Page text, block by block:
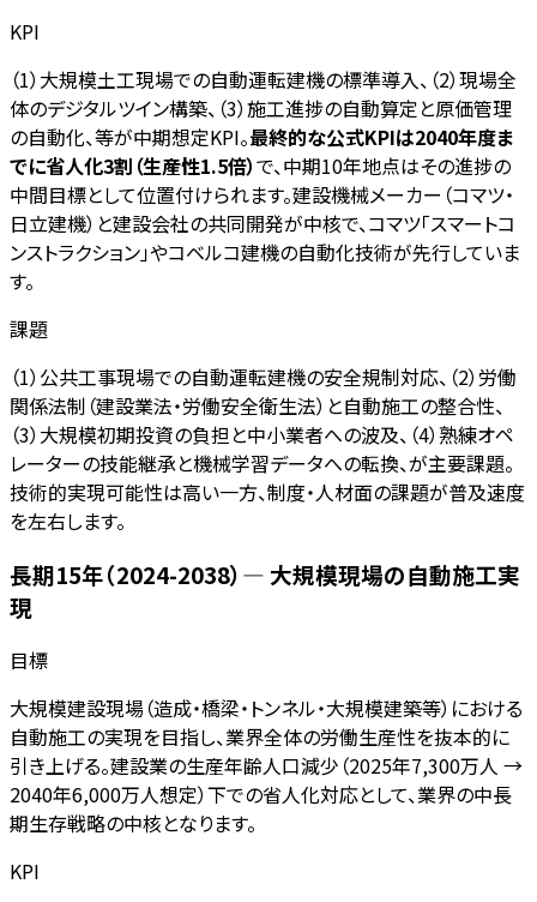
KPI
（1）大規模土工現場での自動運転建機の標準導入、（2）現場全
体のデジタルツイン構築、（3）施工進捗の自動算定と原価管理
の自動化、等が中期想定KPI。最終的な公式KPIは2040年度ま
でに省人化3割（生産性1.5倍）で、中期10年地点はその進捗の
中間目標として位置付けられます。建設機械メーカー（コマツ・
日立建機）と建設会社の共同開発が中核で、コマツ「スマートコ
ンストラクション」やコベルコ建機の自動化技術が先行していま
す。
課題
（1）公共工事現場での自動運転建機の安全規制対応、（2）労働
関係法制（建設業法・労働安全衛生法）と自動施工の整合性、
（3）大規模初期投資の負担と中小業者への波及、（4）熟練オペ
レーターの技能継承と機械学習データへの転換、が主要課題。
技術的実現可能性は高い一方、制度・人材面の課題が普及速度
を左右します。
長期15年（2024-2038）— 大規模現場の自動施工実
現
目標
大規模建設現場（造成・橋梁・トンネル・大規模建築等）における
自動施工の実現を目指し、業界全体の労働生産性を抜本的に
引き上げる。建設業の生産年齢人口減少（2025年7,300万人 →
2040年6,000万人想定）下での省人化対応として、業界の中長
期生存戦略の中核となります。
KPI